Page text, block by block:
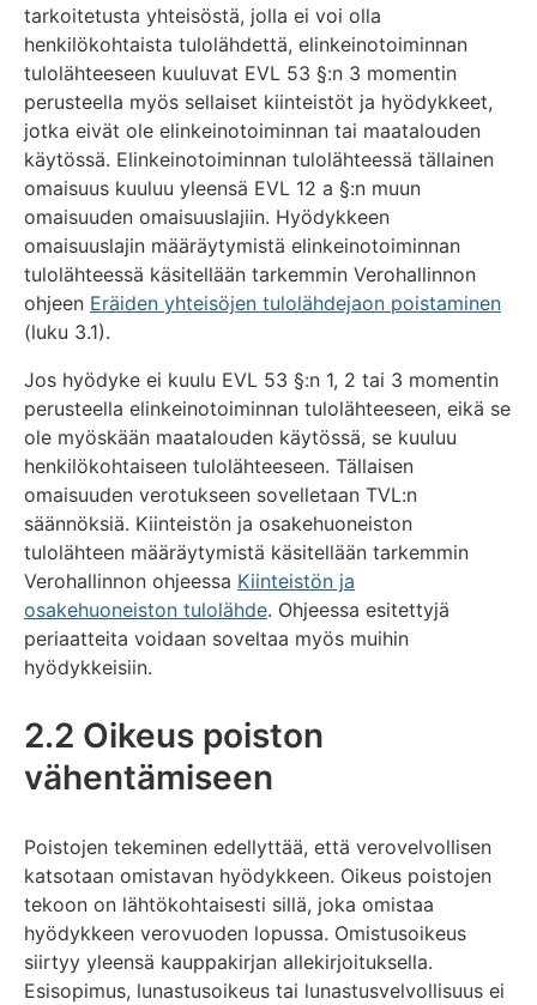
tarkoitetusta yhteisöstä, jolla ei voi olla
henkilökohtaista tulolähdettä, elinkeinotoiminnan
tulolähteeseen kuuluvat EVL 53 §:n 3 momentin
perusteella myös sellaiset kiinteistöt ja hyödykkeet,
jotka eivät ole elinkeinotoiminnan tai maatalouden
käytössä. Elinkeinotoiminnan tulolähteessä tällainen
omaisuus kuuluu yleensä EVL 12 a §:n muun
omaisuuden omaisuuslajiin. Hyödykkeen
omaisuuslajin määräytymistä elinkeinotoiminnan
tulolähteessä käsitellään tarkemmin Verohallinnon
ohjeen Eräiden yhteisöjen tulolähdejaon poistaminen
(luku 3.1).
Jos hyödyke ei kuulu EVL 53 §:n 1, 2 tai 3 momentin
perusteella elinkeinotoiminnan tulolähteeseen, eikä se
ole myöskään maatalouden käytössä, se kuuluu
henkilökohtaiseen tulolähteeseen. Tällaisen
omaisuuden verotukseen sovelletaan TVL:n
säännöksiä. Kiinteistön ja osakehuoneiston
tulolähteen määräytymistä käsitellään tarkemmin
Verohallinnon ohjeessa Kiinteistön ja
osakehuoneiston tulolähde. Ohjeessa esitettyjä
periaatteita voidaan soveltaa myös muihin
hyödykkeisiin.
2.2 Oikeus poiston
vähentämiseen
Poistojen tekeminen edellyttää, että verovelvollisen
katsotaan omistavan hyödykkeen. Oikeus poistojen
tekoon on lähtökohtaisesti sillä, joka omistaa
hyödykkeen verovuoden lopussa. Omistusoikeus
siirtyy yleensä kauppakirjan allekirjoituksella.
Esisopimus, lunastusoikeus tai lunastusvelvollisuus ei